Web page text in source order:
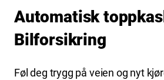
Automatisk
Bilforsikring
Føl deg trygg på veien og nyt